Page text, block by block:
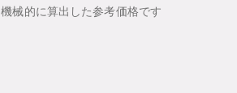
械的に算出した参考価格です